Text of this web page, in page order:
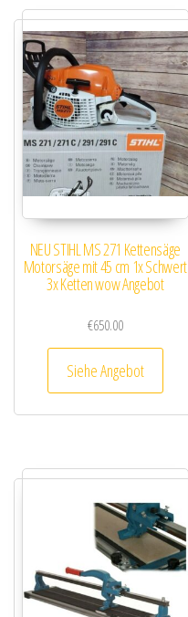
NEU STIHL MS 271 Kettensäge
Motorsäge mit 45 cm 1x Schwert
3x Ketten wow Angebot
€650.00
Siehe Angebot